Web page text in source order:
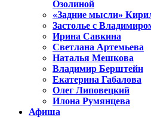
Озолиной
«Задние мысли»
Застолье с
Ирина Савкина
Светлана Артемьева
Наталья Мешкова
Владимир Берштейн
Екатерина Габалова
Олег Липовецкий
Илона Румянцева
Афиша